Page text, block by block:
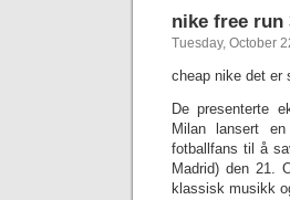
‎nike free run
Tuesday, October
cheap nike det er
De presenterte
Milan lansert
fotballfans til å
Madrid) den 21.
klassisk musikk